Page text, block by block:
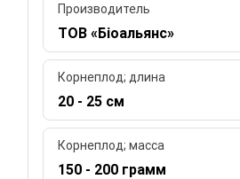
Производитель
ТОВ «Біоальянс»
Корнеплод; длина
20 - 25 см
Корнеплод; масса
150 - 200 грамм